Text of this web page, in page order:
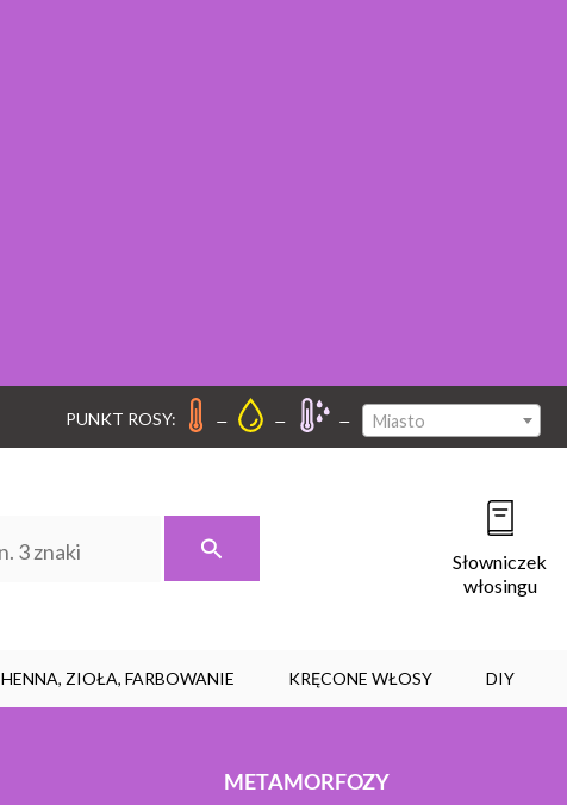
PUNKT ROSY: – – – Miasto
Słowniczek
włosingu
HENNA, ZIOŁA, FARBOWANIE KRĘCONE WŁOSY DIY
METAMORFOZY